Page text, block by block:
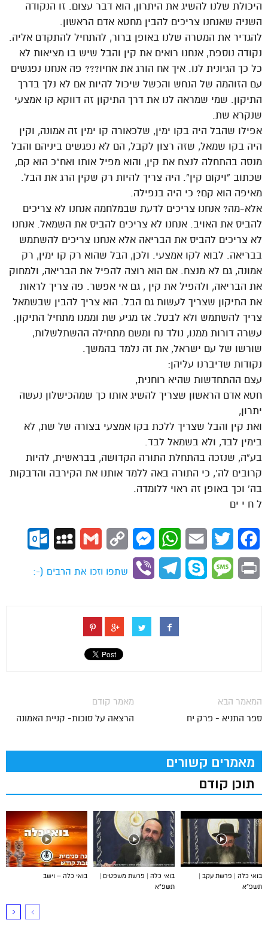
היכולת שלנו להשיג את היתרון, הוא דבר עצום. זו הנקודה
השניה שאנחנו צריכים להבין מחטא אדם הראשון.
להגדיר את המטרה שלנו באופן ברור, להתחיל להתקדם אליה.
נקודה נוספת, אנחנו רואים את קין והבל שיש בו מציאות לא
כל כך הגיונית לנו. איך אח הורג את אחיו??? פה אנחנו נפגשים
עם הזוהמה של הנחש והכשל שיכול להיות אם לא נלך בדרך
התיקון. שמי שמראה לנו את דרך התיקון זה דווקא קו אמצעי
שנקרא שת.
אפילו שהבל היה בקו ימין, שלכאורה קו ימין זה אמונה, וקין
היה בקו שמאל, שזה רצון לקבל, הם לא נפגשים ביניהם והבל
מנסה בהתחלה לנצח את קין, והוא מפיל אותו ואח”כ הוא קם,
שכתוב “ויקום קין”. היה צריך להיות רק שקין הרג את הבל.
מאיפה הוא קם? כי היה בנפילה.
אלא-מה? אנחנו צריכים לדעת שבמלחמה אנחנו לא צריכים
להביס את האויב. אנחנו לא צריכים להביס את השמאל. אנחנו
לא צריכים להביס את הבריאה אלא אנחנו צריכים להשתמש
בבריאה. לבוא לקו אמצעי. ולכן, הבל שהוא רק קו ימין, רק
אמונה, גם לא מנצח. אם הוא רוצה להפיל את הבריאה, ולמחוק
את הבריאה, ולהפיל את קין , גם אי אפשר. פה צריך לראות
את התיקון שצריך לעשות גם הבל. הוא צריך להבין שבשמאל
צריך להשתמש ולא לבטל. אז מגיע שת וממנו מתחיל התיקון.
עשרה דורות ממנו, נולד נח ומשם מתחילה ההשתלשלות,
שורשו של עם ישראל, את זה נלמד בהמשך.
נקודות שדיברנו עליהן:
עצם ההתחדשות שהיא רוחנית,
חטא אדם הראשון שצריך להשיג אותו כך שמהכישלון נעשה
יתרון,
ואת קין והבל שצריך ללכת בקו אמצעי בצורה של שת, לא
בימין לבד, ולא בשמאל לבד.
בע”ה, שנזכה בהתחלת התורה הקדושה, בבראשית, להיות
קרובים לה’, כי התורה באה ללמד אותנו את הקירבה והדבקות
בה’ וכך באופן זה ראוי ללומדה.
ל ח י ים
Facebook
Twitter
Email
WhatsApp
Messenger
Copy
Gmail
MySpace
Print
Message
Skype
Telegram
Viber
שתפו וזכו את הרבים (-:
מאמר קודם
הרצאה על סוכות- קניית האמונה
המאמר הבא
ספר התניא - פרק יח
מאמרים קשורים
תוכן קודם
בואי כלה – וישב
בואי כלה | פרשת משפטים |
תשפ”א
בואי כלה | פרשת עקב |
תשפ”א